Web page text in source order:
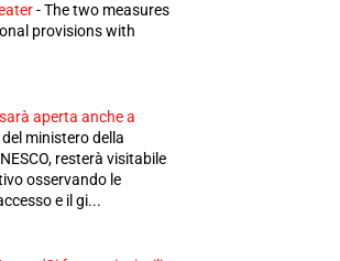
-The two measures
provisions with
aperta anche a
ministero della
resterà visitabile
osservando le
e il gi...